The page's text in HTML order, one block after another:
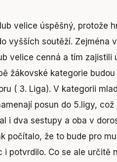
velice úspěšný, protože
vyšších soutěží. Zejména
velice cenná a tím
žákovské kategorie
( 3. Liga). V kategorii
posun do 5.ligy,
i dva sestupy a oba v
počítalo, že to bude pro
i potvrdilo. Co se ale